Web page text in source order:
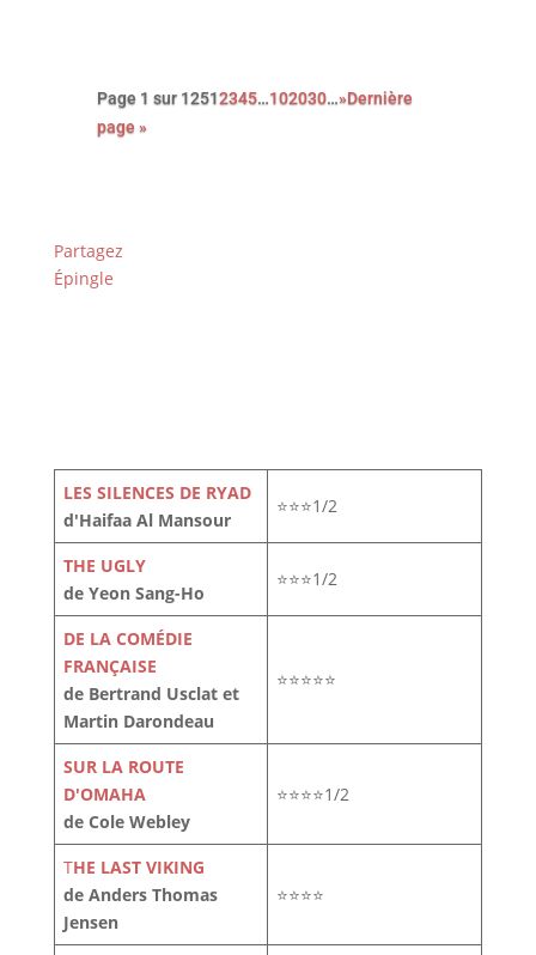
Page 1 sur 12512345…102030…»Dernière
page »
Partagez
Épingle
LES SILENCES DE RYAD
d'Haifaa Al Mansour
⭐⭐⭐1/2
THE UGLY
de Yeon Sang-Ho
⭐⭐⭐1/2
DE LA COMÉDIE
FRANÇAISE
de Bertrand Usclat et
Martin Darondeau
⭐⭐⭐⭐⭐
SUR LA ROUTE
D'OMAHA
de Cole Webley
⭐⭐⭐⭐1/2
THE LAST VIKING
de Anders Thomas
Jensen
⭐⭐⭐⭐